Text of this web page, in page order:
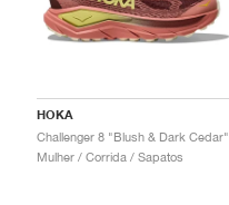
HOKA
Challenger 8 "Blush & Dark Cedar"
Mulher / Corrida / Sapatos